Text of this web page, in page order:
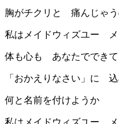
胸がチクリと 痛んじゃ
私はメイドウィズユー メ
体も心も あなたでできて
「おかえりなさい」に
何と名前を付けようか